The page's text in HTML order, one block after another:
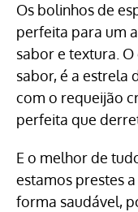
Os bolinhos de
perfeita para um
sabor e textura.
sabor, é a estrela
com o requeijão
perfeita que
E o melhor de
estamos prestes
forma saudável,